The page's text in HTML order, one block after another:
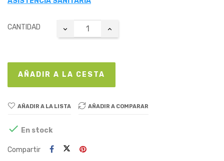
CANTIDAD
AÑADIR A LA CESTA
AÑADIR A LA LISTA AÑADIR A COMPARAR
 En stock
Compartir